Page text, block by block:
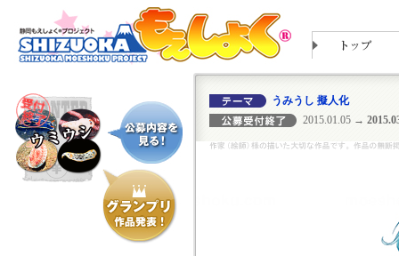
うみうし 擬人化
2015.01.05 →